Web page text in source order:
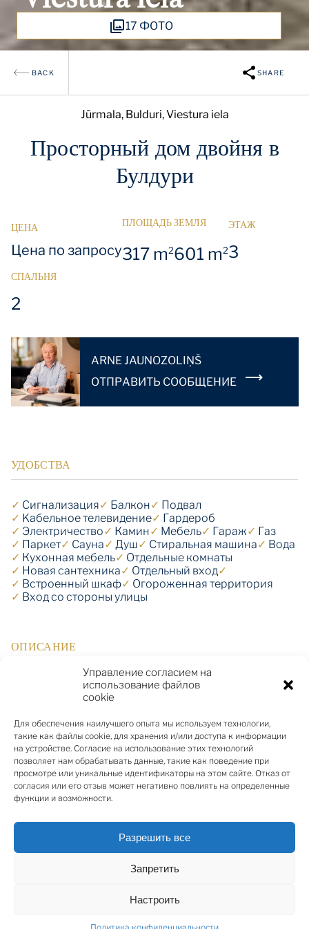
Управление согласием на
использование файлов
cookie
Для обеспечения наилучшего опыта мы используем технологии,
такие как файлы cookie, для хранения и/или доступа к информации
на устройстве. Согласие на использование этих технологий
позволяет нам обрабатывать данные, такие как поведение при
просмотре или уникальные идентификаторы на этом сайте. Отказ от
согласия или его отзыв может негативно повлиять на определенные
функции и возможности.
Разрешить все
Запретить
Настроить
17 ФОТО
BACK SHARE
Jūrmala, Bulduri, Viestura iela
Просторный дом двойня в
Булдури
ЦЕНА
Цена по запросу
ПЛОЩАДЬ
317 m2
ЗЕМЛЯ
601 m2
ЭТАЖ
3
СПАЛЬНЯ
2
ARNE JAUNOZOLIŅŠ
OТПРАВИТЬ СООБЩЕНИЕ
УДОБСТВА
✓ Cигнализация✓ Балкон✓ Подвал
✓ Kабельное телевидение✓ Гардероб
✓ Электричество✓ Камин✓ Мебель✓ Гараж✓ Газ
✓ Паркет✓ Сауна✓ Душ✓ Стиральная машина✓ Вода
✓ Кухонная мебель✓ Отдельные комнаты
✓ Новая сантехника✓ Отдельный вход✓
✓ Встроенный шкаф✓ Огороженная территория
✓ Вход со стороны улицы
ОПИСАНИЕ
В Юрмале, Булдури, предлагаем на аренду
дома. Качественный дом с просторными и светлыми
комнатами, солнечным балконом и удобной
планировкой. На первом этаже дома - прихожая,
просторная гостиная с камином, отдельная,
полностью оборудованная кухня с обеденной зоной
просторные спальни, гардеробная, прихожая и
просторная ванная комната. На третьем этаже –
просторная и светлая спальня и туалет. В спальнях
высота потолков 2,80 м. На цокольном этаже здания